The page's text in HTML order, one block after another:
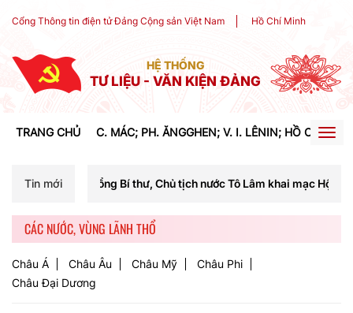
Cổng Thông tin điện tử Đảng Cộng sản Việt Nam Hồ Chí Minh
HỆ THỐNG
TƯ LIỆU - VĂN KIỆN ĐẢNG
TRANG CHỦ C. MÁC; PH. ĂNGGHEN; V. I. LÊNIN; HỒ CHÍ
Tin mới
Bí thư, Chủ tịch nước Tô Lâm khai mạc Hội nghị Trung ương lần
CÁC NƯỚC, VÙNG LÃNH THỔ
Châu Á Châu Âu Châu Mỹ
Châu Phi
Châu Đại Dương